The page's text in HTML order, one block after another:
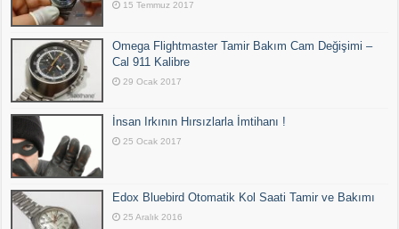
15 Temmuz 2017
Omega Flightmaster Tamir Bakım Cam Değişimi –
Cal 911 Kalibre
29 Ocak 2017
İnsan Irkının Hırsızlarla İmtihanı !
25 Ocak 2017
Edox Bluebird Otomatik Kol Saati Tamir ve Bakımı
25 Aralık 2016